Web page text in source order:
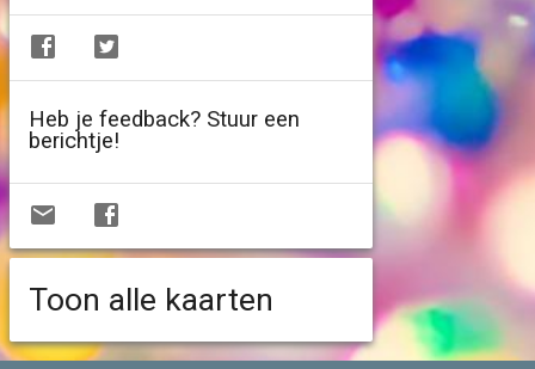
Heb je feedback? Stuur een
berichtje!
Toon alle kaarten